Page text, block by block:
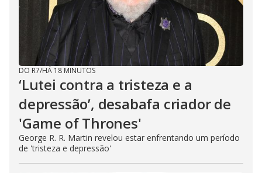
DO R7/HÁ 18 MINUTOS
‘Lutei contra a tristeza e a
depressão’, desabafa criador de
'Game of Thrones'
George R. R. Martin revelou estar enfrentando um período
de 'tristeza e depressão'